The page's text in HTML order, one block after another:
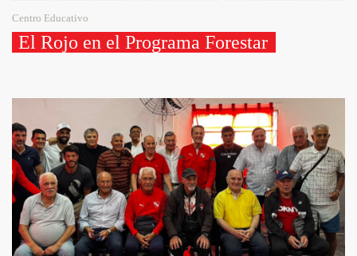
Centro Educativo
El Rojo en el Programa Forestar